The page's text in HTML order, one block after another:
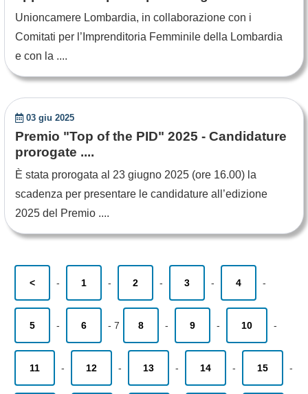
Unioncamere Lombardia, in collaborazione con i
Comitati per l’Imprenditoria Femminile della Lombardia
e con la ....
03 giu 2025
Premio "Top of the PID" 2025 - Candidature
prorogate ....
È stata prorogata al 23 giugno 2025 (ore 16.00) la
scadenza per presentare le candidature all’edizione
2025 del Premio ....
< - 1 - 2 - 3 - 4 -
5 - 6 - 7 8 - 9 - 10 -
11 - 12 - 13 - 14 - 15 -